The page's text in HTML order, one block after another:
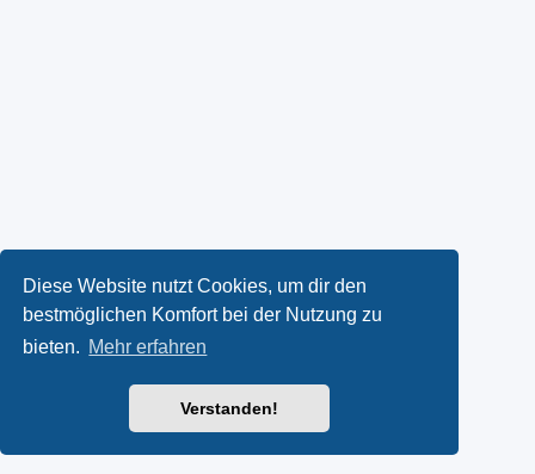
Diese Website nutzt Cookies, um dir den
bestmöglichen Komfort bei der Nutzung zu
bieten. Mehr erfahren
Verstanden!